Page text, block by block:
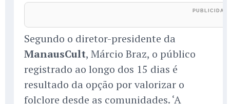
Segundo o diretor-presidente da
ManausCult, Márcio Braz, o público
registrado ao longo dos 15 dias é
resultado da opção por valorizar o
folclore desde as comunidades. ‘A